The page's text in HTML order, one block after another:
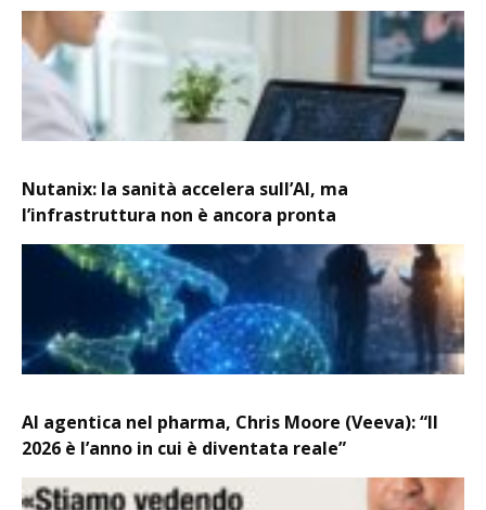
Nutanix: la sanità accelera sull’AI, ma
l’infrastruttura non è ancora pronta
AI agentica nel pharma, Chris Moore (Veeva): “Il
2026 è l’anno in cui è diventata reale”